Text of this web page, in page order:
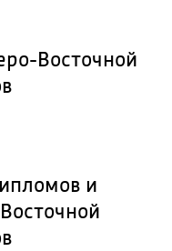
Восточной
и